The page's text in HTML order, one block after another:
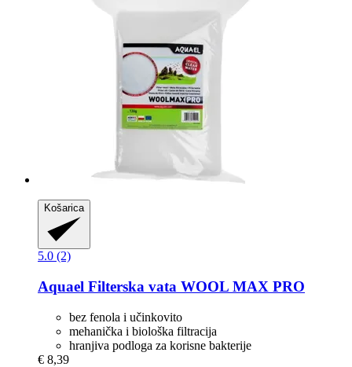
Košarica
5.0 (2)
Aquael Filterska vata WOOL MAX PRO
bez fenola i učinkovito
mehanička i biološka filtracija
hranjiva podloga za korisne bakterije
€ 8,39